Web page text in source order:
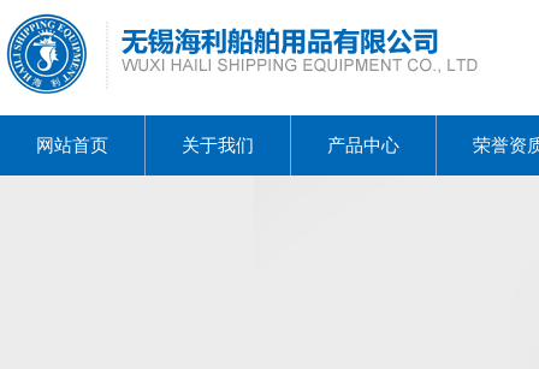
网站首页 关于我们 产品中心 荣誉资